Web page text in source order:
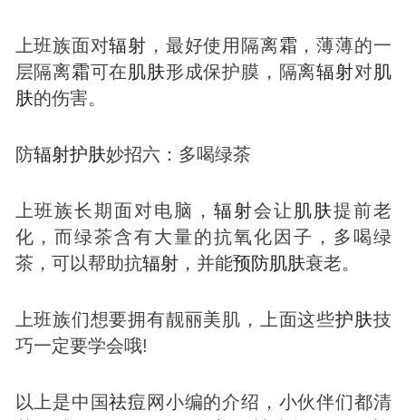
上班族面对辐射 ，最好使用隔离霜 ，薄薄的一
层隔离霜可在肌肤形成保护膜，隔离辐射对肌
肤的伤害。
防辐射护肤妙招六：多喝绿茶
上班族长期面对电脑， 辐射会让 肌肤提前老
化，而绿茶含有大量的抗氧化因子，多喝绿
茶，可以帮助抗辐射，并能预防肌肤衰老。
上班族们想要拥有靓丽美肌，上面这些护肤技
巧一定要学会哦!
以上是中国祛痘 网小编的介绍，小伙伴们都清